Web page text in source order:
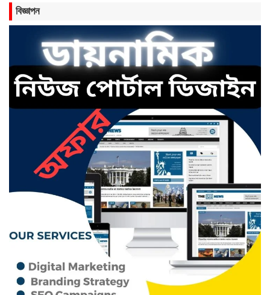
ছাতকে সংবাদকর্মীকে নিয়ে ফেসবুকে কুরুচিপূর্ণ
প্রচারের অভিযোগ
কলেজের অ্যাডহক কমিটি সভাপতি হলেন মোঃ
আব্দুল জলিল।
ছাতকে রংফুল বেগমের মৃত্যু: পরিকল্পিত হত্যার
অভিযোগ তুলে সংবাদ সম্মেলন
ছাতকে ৫৩ কোটি ৭১ লাখ টাকার পৌর বাজেট
ঘোষণা
হাজী কমর আলী উচ্চ বিদ্যালয় ও কলেজের
এডহক কমিটির সভাপতি গোলাম মাহমুদ আজম
বিজ্ঞাপন